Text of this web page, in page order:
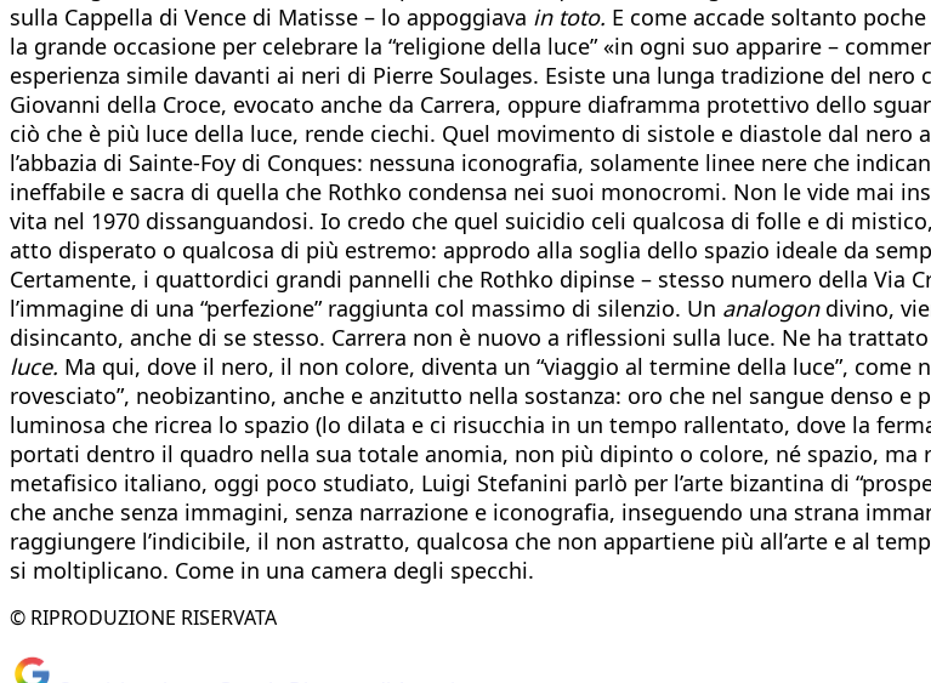
sulla Cappella di Vence di Matisse – lo appoggiava in toto. E come accade soltanto
la grande occasione per celebrare la “religione della luce” «in ogni suo apparire –
esperienza simile davanti ai neri di Pierre Soulages. Esiste una lunga tradizione del
Giovanni della Croce, evocato anche da Carrera, oppure diaframma protettivo dello
ciò che è più luce della luce, rende ciechi. Quel movimento di sistole e diastole dal
l’abbazia di Sainte-Foy di Conques: nessuna iconografia, solamente linee nere che
ineffabile e sacra di quella che Rothko condensa nei suoi monocromi. Non le vide mai
vita nel 1970 dissanguandosi. Io credo che quel suicidio celi qualcosa di folle e di
atto disperato o qualcosa di più estremo: approdo alla soglia dello spazio ideale da
Certamente, i quattordici grandi pannelli che Rothko dipinse – stesso numero della Via
l’immagine di una “perfezione” raggiunta col massimo di silenzio. Un analogondivino,
disincanto, anche di se stesso. Carrera non è nuovo a riflessioni sulla luce. Ne ha
luce. Ma qui, dove il nero, il non colore, diventa un “viaggio al termine della luce”, come
rovesciato”, neobizantino, anche e anzitutto nella sostanza: oro che nel sangue denso e
luminosa che ricrea lo spazio (lo dilata e ci risucchia in un tempo rallentato, dove la
portati dentro il quadro nella sua totale anomia, non più dipinto o colore, né spazio, ma
metafisico italiano, oggi poco studiato, Luigi Stefanini parlò per l’arte bizantina di
che anche senza immagini, senza narrazione e iconografia, inseguendo una strana
raggiungere l’indicibile, il non astratto, qualcosa che non appartiene più all’arte e al
si moltiplicano. Come in una camera degli specchi.
© RIPRODUZIONE RISERVATA